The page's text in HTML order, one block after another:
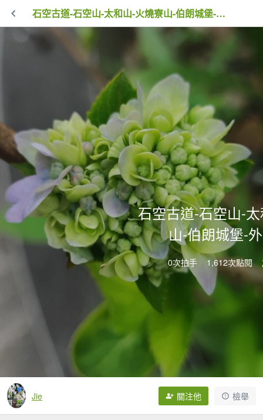
石空古道-石空山-太和山-火燒寮山-伯朗城堡-外澳車站
石空古道-石空山-
山-伯朗城堡-
0次拍手 1,612次點閱
Jie 關注他 檢舉